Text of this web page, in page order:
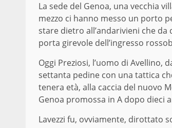
La sede del Genoa, una vecchia
mezzo ci hanno messo un porto
stare dietro all’andarivieni che
porta girevole dell’ingresso
Oggi Preziosi, l’uomo di
settanta pedine con una tattica
tenera età, alla caccia del nuovo
Genoa promossa in A dopo dieci
Lavezzi fu, ovviamente, dirottato